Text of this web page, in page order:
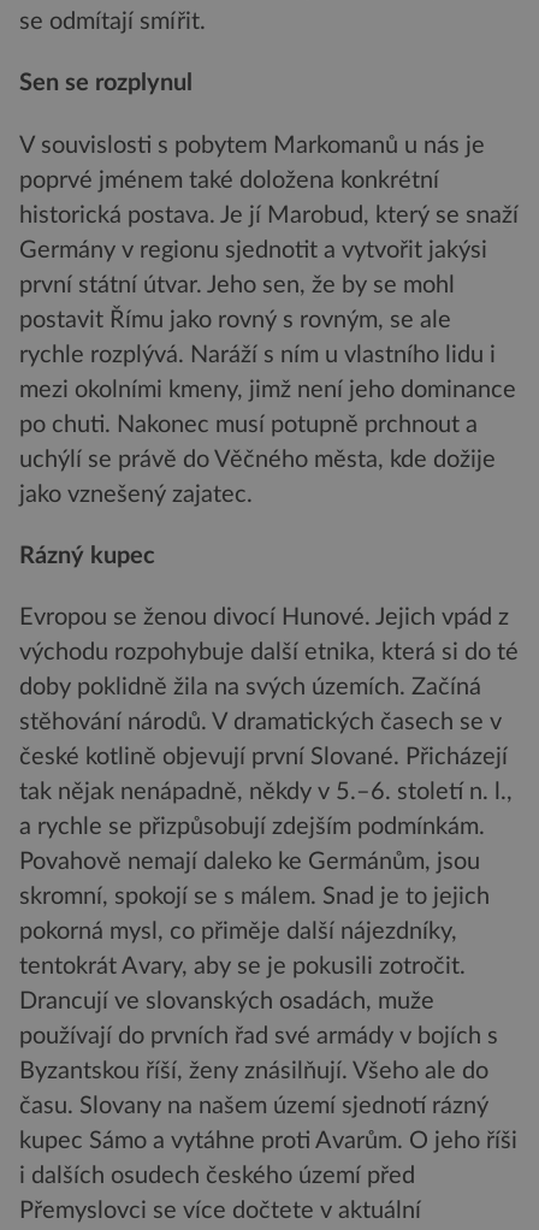
se odmítají smířit.
Sen se rozplynul
V souvislosti s pobytem Markomanů u nás je
poprvé jménem také doložena konkrétní
historická postava. Je jí Marobud, který se snaží
Germány v regionu sjednotit a vytvořit jakýsi
první státní útvar. Jeho sen, že by se mohl
postavit Římu jako rovný s rovným, se ale
rychle rozplývá. Naráží s ním u vlastního lidu i
mezi okolními kmeny, jimž není jeho dominance
po chuti. Nakonec musí potupně prchnout a
uchýlí se právě do Věčného města, kde dožije
jako vznešený zajatec.
Rázný kupec
Evropou se ženou divocí Hunové. Jejich vpád z
východu rozpohybuje další etnika, která si do té
doby poklidně žila na svých územích. Začíná
stěhování národů. V dramatických časech se v
české kotlině objevují první Slované. Přicházejí
tak nějak nenápadně, někdy v 5.–6. století n. l.,
a rychle se přizpůsobují zdejším podmínkám.
Povahově nemají daleko ke Germánům, jsou
skromní, spokojí se s málem. Snad je to jejich
pokorná mysl, co přiměje další nájezdníky,
tentokrát Avary, aby se je pokusili zotročit.
Drancují ve slovanských osadách, muže
používají do prvních řad své armády v bojích s
Byzantskou říší, ženy znásilňují. Všeho ale do
času. Slovany na našem území sjednotí rázný
kupec Sámo a vytáhne proti Avarům. O jeho říši
i dalších osudech českého území před
Přemyslovci se více dočtete v aktuální